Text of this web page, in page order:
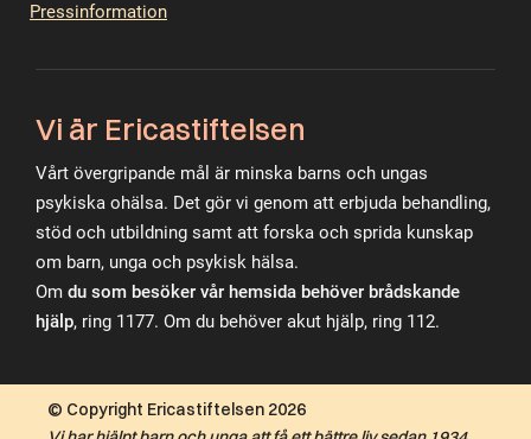
Pressinformation
Vi är Ericastiftelsen
Vårt övergripande mål är minska barns och ungas
psykiska ohälsa. Det gör vi genom att erbjuda behandling,
stöd och utbildning samt att forska och sprida kunskap
om barn, unga och psykisk hälsa.
Om du som besöker vår hemsida behöver brådskande
hjälp, ring 1177. Om du behöver akut hjälp, ring 112.
© Copyright Ericastiftelsen 2026